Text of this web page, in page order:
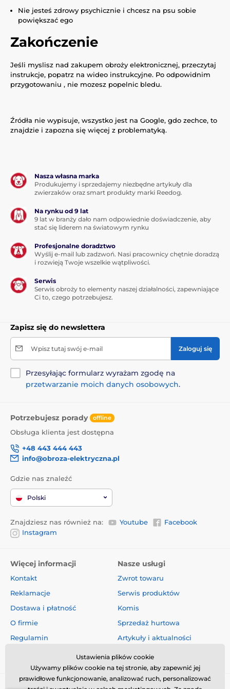
Nie jesteś zdrowy psychicznie i chcesz na psu sobie
powiększać ego
Zakończenie
Jeśli myslisz nad zakupem obroży elektronicznej, przeczytaj
instrukcje, popatrz na wideo instrukcyjne. Po odpowidnim
przygotowaniu , nie mozesz popelnic bledu.
Źródła nie wypisuje, wszystko jest na Google, gdo zechce, to
znajdzie i zapozna się więcej z problematyką.
Nasza własna marka
Produkujemy i sprzedajemy niezbędne artykuły dla
zwierzaków oraz smart produkty marki Reedog.
Na rynku od 9 lat
9 lat w branży dało nam odpowiednie doświadczenie, aby
stać się liderem na światowym rynku
Profesjonalne doradztwo
Wyślij e-mail lub zadzwoń. Nasi pracownicy chętnie doradzą
i rozwieją Twoje wszelkie wątpliwości.
Serwis
Serwis obroży to elementy naszej działalności, zapewniające
Ci to, czego potrzebujesz.
Zapisz się do newslettera
Wpisz tutaj swój e-mail Zaloguj się
Przesyłając formularz wyrażam zgodę na
przetwarzanie moich danych osobowych.
Potrzebujesz porady offline
Obsługa klienta jest dostępna
+48 443 444 443
info@obroza-elektryczna.pl
Gdzie nas znaleźć
Polski
Znajdziesz nas również na: Youtube
Facebook
Instagram
Więcej informacji
Kontakt
Reklamacje
Dostawa i płatność
O firmie
Regulamin
Nasze usługi
Zwrot towaru
Serwis produktów
Komis
Sprzedaż hurtowa
Artykuły i aktualności
Ustawienia plików cookie
Używamy plików cookie na tej stronie, aby zapewnić jej
prawidłowe funkcjonowanie, analizować ruch, personalizować